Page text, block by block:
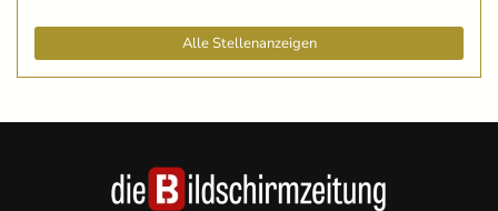
Alle Stellenanzeigen